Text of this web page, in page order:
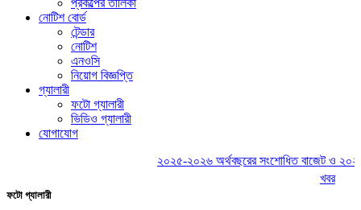
নোটিশ বোর্ড
টেন্ডার
নোটিশ
এনওসি
নিয়োগ বিজ্ঞপ্তি
গ্যালারী
ফটো গ্যালারী
ভিডিও গ্যালারী
যোগাযোগ
২০২৫-২০২৬ অর্থবছরের সংশোধিত বাজেট ও
খবর
ফটো গ্যালারী